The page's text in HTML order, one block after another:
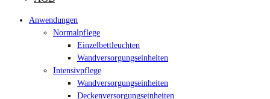
Anwendungen
Normalpflege
Einzelbettleuchten
Wandversorgungseinheiten
Intensivpflege
Wandversorgungseinheiten
Deckenversorgungseinheiten